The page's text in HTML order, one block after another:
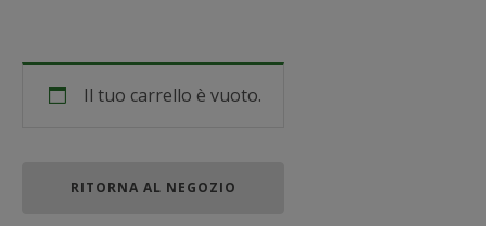
Il tuo carrello è vuoto.
RITORNA AL NEGOZIO